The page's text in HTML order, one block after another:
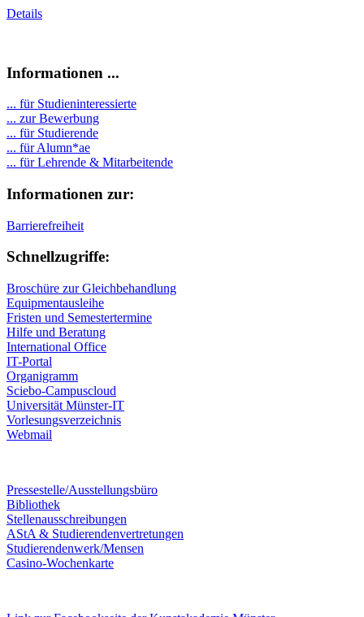
Details
Informationen ...
... für Studieninteressierte
... zur Bewerbung
... für Studierende
... für Alumn*ae
... für Lehrende & Mitarbeitende
Informationen zur:
Barrierefreiheit
Schnellzugriffe:
Broschüre zur Gleichbehandlung
Equipmentausleihe
Fristen und Semestertermine
Hilfe und Beratung
International Office
IT-Portal
Organigramm
Sciebo-Campuscloud
Universität Münster-IT
Vorlesungsverzeichnis
Webmail
Pressestelle/Ausstellungsbüro
Bibliothek
Stellenausschreibungen
AStA & Studierendenvertretungen
Studierendenwerk/Mensen
Casino-Wochenkarte